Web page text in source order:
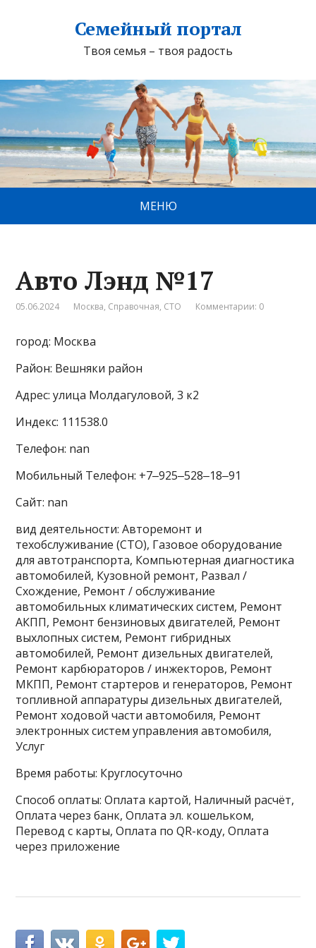
Семейный портал
Твоя семья – твоя радость
МЕНЮ
Авто Лэнд №17
05.06.2024 Москва, Справочная, СТО Комментарии: 0
город: Москва
Район: Вешняки район
Адрес: улица Молдагуловой, 3 к2
Индекс: 111538.0
Телефон: nan
Мобильный Телефон: +7‒925‒528‒18‒91
Сайт: nan
вид деятельности: Авторемонт и
техобслуживание (СТО), Газовое оборудование
для автотранспорта, Компьютерная диагностика
автомобилей, Кузовной ремонт, Развал /
Схождение, Ремонт / обслуживание
автомобильных климатических систем, Ремонт
АКПП, Ремонт бензиновых двигателей, Ремонт
выхлопных систем, Ремонт гибридных
автомобилей, Ремонт дизельных двигателей,
Ремонт карбюраторов / инжекторов, Ремонт
МКПП, Ремонт стартеров и генераторов, Ремонт
топливной аппаратуры дизельных двигателей,
Ремонт ходовой части автомобиля, Ремонт
электронных систем управления автомобиля,
Услуг
Время работы: Круглосуточно
Способ оплаты: Оплата картой, Наличный расчёт,
Оплата через банк, Оплата эл. кошельком,
Перевод с карты, Оплата по QR-коду, Оплата
через приложение